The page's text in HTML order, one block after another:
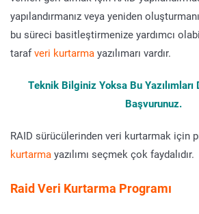
yapılandırmanız veya yeniden
bu süreci basitleştirmenize yardımcı
tarafveri kurtarma yazılımarı vardır.
Teknik Bilginiz Yoksa Bu
Başvurunuz.
RAID sürücülerinden veri kurtarmak için
kurtarma yazılımı seçmek çok faydalıdır.
Raid Veri Kurtarma Programı